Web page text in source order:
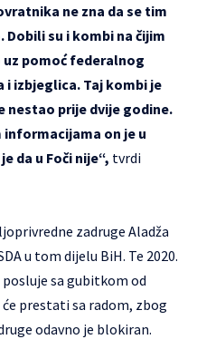
ne zna da se tim
su i kombi na čijim
pomoć federalnog
izbjeglica. Taj kombi je
nestao prije dvije godine.
informacijama on je u
da u Foči nije“, tvrdi
zadruge Aladža
u tom dijelu BiH. Te 2020.
sa gubitkom od
prestati sa radom, zbog
odavno je blokiran.